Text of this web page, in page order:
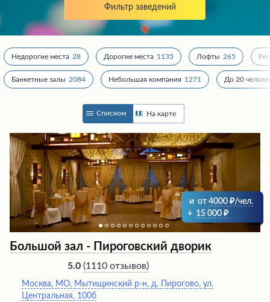
Колл-центр
+7 (969) 283-12-35
Подберите мне зал
Фильтр заведений
Недорогие места 28 Дорогие места 1135 Лофты 265
Банкетные залы 2084 Небольшая компания 1271 До 20
Списком На карте
и от 4000
/чел.
+ 15 000
Большой зал - Пироговский дворик
5.0 (1110 отзывов)
Москва, МО, Мытищинский р-н, д. Пирогово, ул.
Центральная, 100б